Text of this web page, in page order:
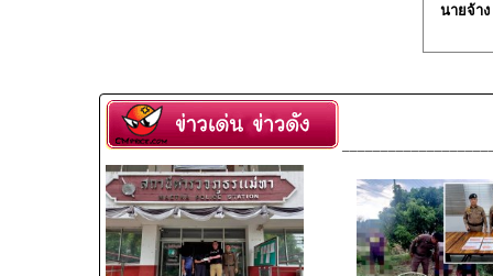
นายจ้าง